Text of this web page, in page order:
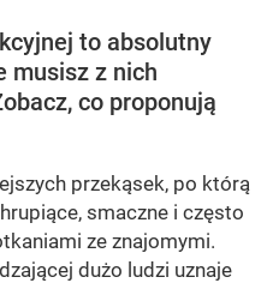
to absolutny
musisz z nich
co proponują
przekąsek, po którą
smaczne i często
ze znajomymi.
dużo ludzi uznaje